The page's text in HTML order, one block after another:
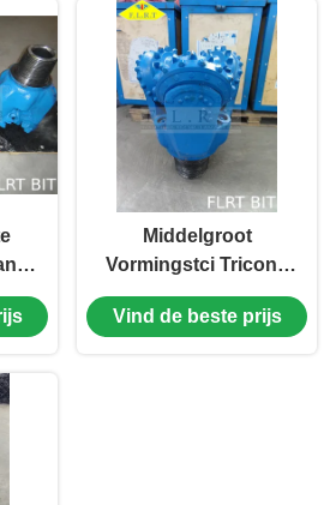
Middelgroot
Vormingstci Tricone
Beetje/Gespoten
Beetje met Extra
Vind de beste prijs